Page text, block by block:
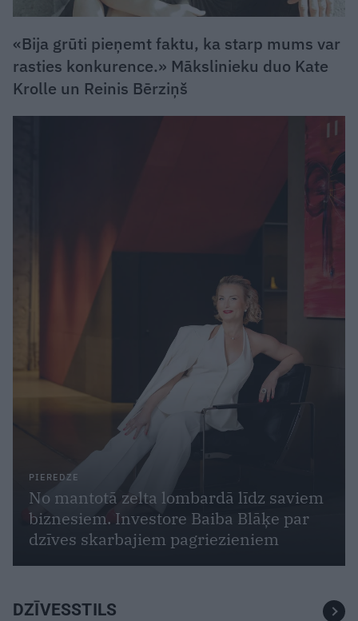
«Bija grūti pieņemt faktu, ka starp mums var
rasties konkurence.» Mākslinieku duo Kate
Krolle un Reinis Bērziņš
PIEREDZE
No mantotā zelta lombardā līdz saviem
biznesiem. Investore Baiba Blāķe par
dzīves skarbajiem pagriezieniem
DZĪVESSTILS